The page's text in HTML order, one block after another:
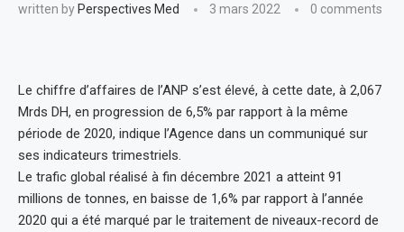
written by Perspectives Med 3 mars 2022 0 comments
Le chiffre d’affaires de l’ANP s’est élevé, à cette date, à 2,067
Mrds DH, en progression de 6,5% par rapport à la même
période de 2020, indique l’Agence dans un communiqué sur
ses indicateurs trimestriels.
Le trafic global réalisé à fin décembre 2021 a atteint 91
millions de tonnes, en baisse de 1,6% par rapport à l’année
2020 qui a été marqué par le traitement de niveaux-record de